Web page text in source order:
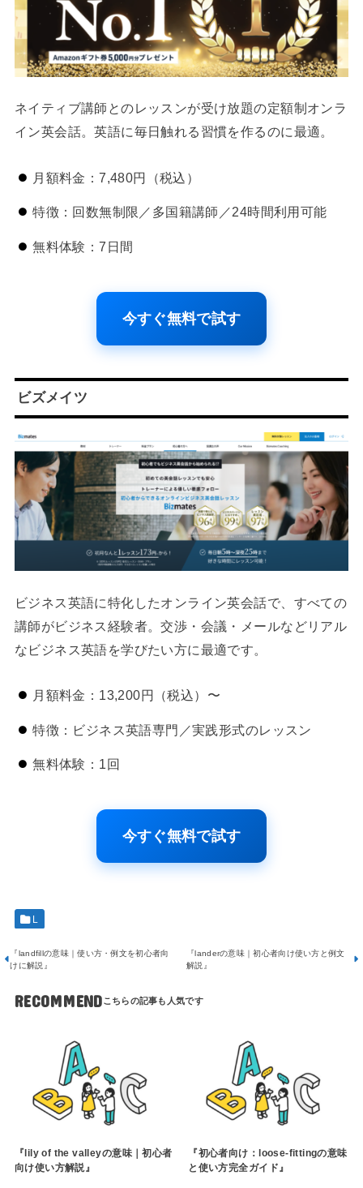
ネイティブ講師とのレッスンが受け放題の定額制オンラ
イン英会話。英語に毎日触れる習慣を作るのに最適。
月額料金：7,480円（税込）
特徴：回数無制限／多国籍講師／24時間利用可能
無料体験：7日間
今すぐ無料で試す
ビズメイツ
ビジネス英語に特化したオンライン英会話で、すべての
講師がビジネス経験者。交渉・会議・メールなどリアル
なビジネス英語を学びたい方に最適です。
月額料金：13,200円（税込）〜
特徴：ビジネス英語専門／実践形式のレッスン
無料体験：1回
今すぐ無料で試す
L
『landfillの意味｜使い方・例文を初心者向
けに解説』
『landerの意味｜初心者向け使い方と例文
解説』
RECOMMEND
『lily of the valleyの意味｜初心者
向け使い方解説』
『初心者向け：loose-fittingの意味
と使い方完全ガイド』